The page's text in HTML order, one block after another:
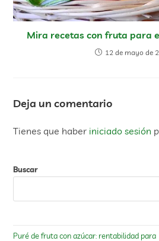
Mira recetas con fruta para
12 de mayo de
Deja un comentario
Tienes que haber iniciado sesión
Buscar
Puré de fruta con azúcar: rentabilidad para